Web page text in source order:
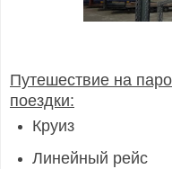
Путешествие на
поездки:
Круиз
Линейный рейс